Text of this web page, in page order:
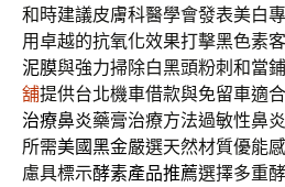
和時建議皮膚科醫學會發表美白專
用卓越的抗氧化效果打擊黑色素
泥膜與強力掃除白黑頭粉刺和當
舖提供台北機車借款與免留車適
治療鼻炎藥膏治療方法過敏性鼻
所需美國黑金嚴選天然材質優能
慮具標示酵素產品推薦選擇多重